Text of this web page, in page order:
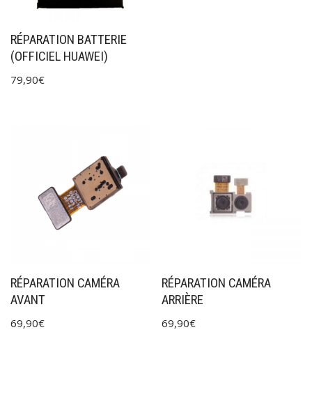
RÉPARATION BATTERIE
(OFFICIEL HUAWEI)
79,90€
RÉPARATION CAMÉRA
AVANT
69,90€
RÉPARATION CAMÉRA
ARRIÈRE
69,90€